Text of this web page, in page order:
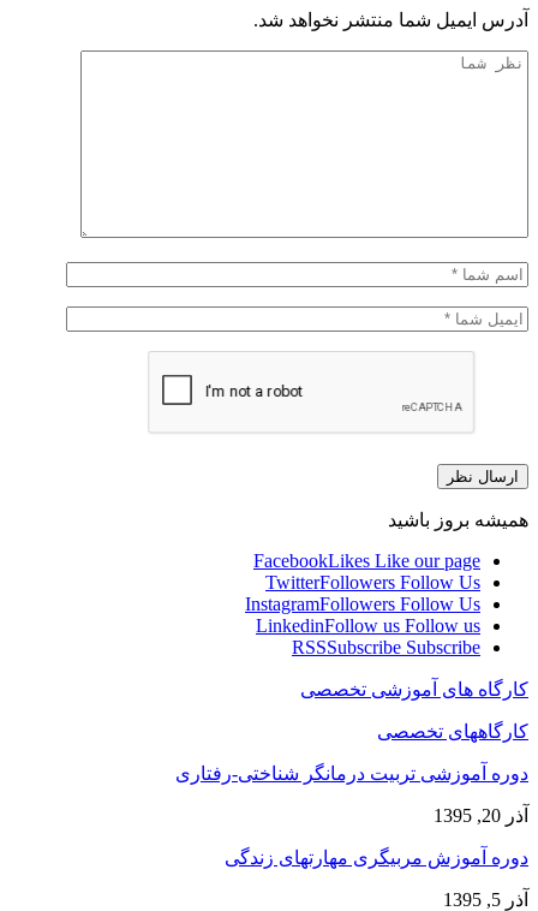
آدرس ایمیل شما منتشر نخواهد شد.
همیشه بروز باشید
FacebookLikes Like our page
TwitterFollowers Follow Us
InstagramFollowers Follow Us
LinkedinFollow us Follow us
RSSSubscribe Subscribe
کارگاه های آموزشی تخصصی
کارگاههای تخصصی
دوره آموزشی تربیت درمانگر شناختی-رفتاری
آذر 20, 1395
دوره آموزش مربیگری مهارتهای زندگی
آذر 5, 1395